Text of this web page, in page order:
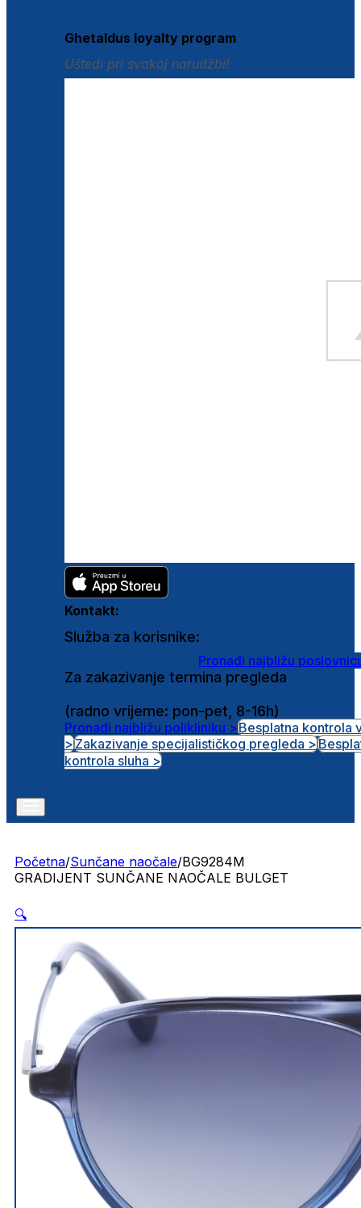
Ghetaldus loyalty program
Uštedi pri svakoj narudžbi!
Kontakt:
Služba za korisnike:
Pronađi najbližu
Za zakazivanje termina pregleda
(radno vrijeme: pon-pet, 8-16h)
Pronađi najbližu polikliniku >Besplatna kontrola
>Zakazivanje specijalističkog pregleda >
kontrola sluha >
Početna/Sunčane naočale/BG9284M
GRADIJENT SUNČANE NAOČALE BULGET
🔍